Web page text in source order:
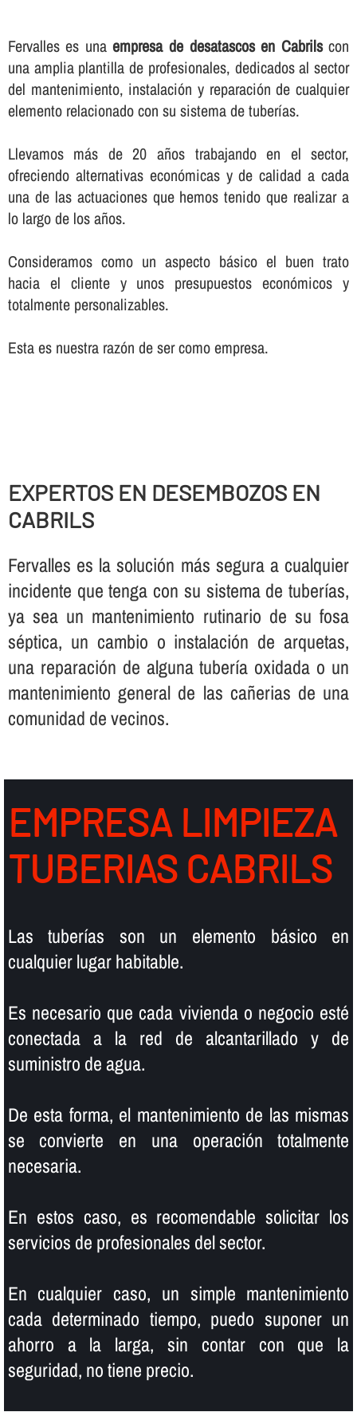
Fervalles es unaempresa de desatascos en Cabrilscon
una amplia plantilla de profesionales, dedicados al sector
del mantenimiento, instalación y reparación de cualquier
elemento relacionado con su sistema de tuberí­as.
Llevamos más de 20 años trabajando en el sector,
ofreciendo alternativas económicas y de calidad a cada
una de las actuaciones que hemos tenido que realizar a
lo largo de los años.
Consideramos como un aspecto básico el buen trato
hacia el cliente y unos presupuestos económicos y
totalmente personalizables.
Esta es nuestra razón de ser como empresa.
EXPERTOS EN DESEMBOZOS EN
CABRILS
Fervalles es la solución más segura a cualquier
incidente que tenga con su sistema de tuberí­as,
ya sea un mantenimiento rutinario de su fosa
séptica, un cambio o instalación de arquetas,
una reparación de alguna tuberí­a oxidada o un
mantenimiento general de las cañerias de una
comunidad de vecinos.
EMPRESA LIMPIEZA
TUBERIAS CABRILS
Las tuberí­as son un elemento básico en
cualquier lugar habitable.
Es necesario que cada vivienda o negocio esté
conectada a la red de alcantarillado y de
suministro de agua.
De esta forma, el mantenimiento de las mismas
se convierte en una operación totalmente
necesaria.
En estos caso, es recomendable solicitar los
servicios de profesionales del sector.
En cualquier caso, un simple mantenimiento
cada determinado tiempo, puedo suponer un
ahorro a la larga, sin contar con que la
seguridad, no tiene precio.